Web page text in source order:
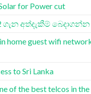
for Power cut
ගැන අත්දැකීම්
home guest wifi
to Sri Lanka
of the best telcos in